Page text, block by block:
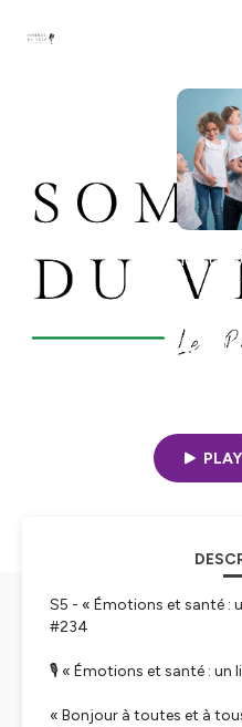
Sommet du
S5 - «
PLAY
S5 - « Émotions et santé :
#234
🎙️ « Émotions et santé : un
« Bonjour à toutes et à